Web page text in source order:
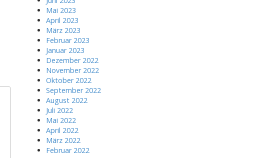
Mai 2023
April 2023
März 2023
Februar 2023
Januar 2023
Dezember 2022
November 2022
Oktober 2022
September 2022
August 2022
Juli 2022
Mai 2022
April 2022
März 2022
Februar 2022